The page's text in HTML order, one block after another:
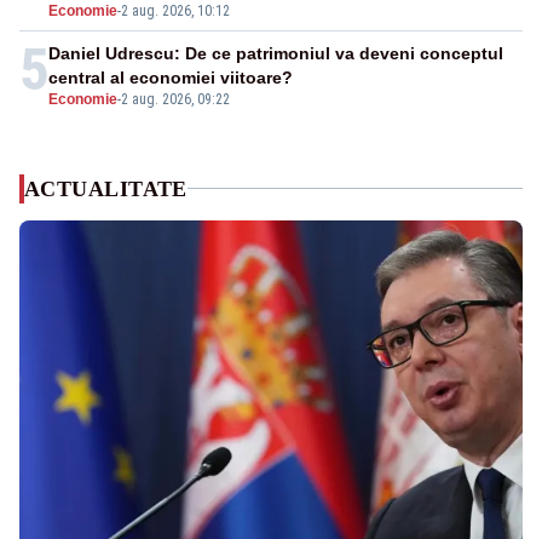
Economie-2 aug. 2026, 10:12
5Economie-2 aug. 2026, 09:22
Daniel Udrescu: De ce patrimoniul va deveni conceptul
central al economiei viitoare?
ACTUALITATE